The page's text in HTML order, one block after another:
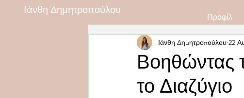
Ιάνθη Δημητροπούλου
Προφίλ
Βοηθώντας
το Διαζύγιο
Ιάνθη Δημητροπούλου 22